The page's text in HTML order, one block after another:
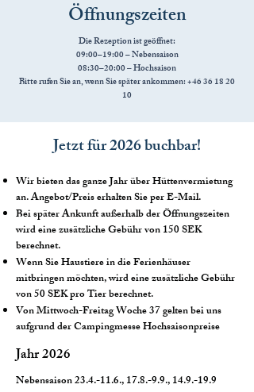
Öffnungszeiten
Die Rezeption ist geöffnet:
09:00–19:00 – Nebensaison
08:30–20:00 – Hochsaison
Bitte rufen Sie an, wenn Sie später ankommen:+46 36 18 20
10
Jetzt für 2026 buchbar!
Wir bieten das ganze Jahr über Hüttenvermietung
an. Angebot/Preis erhalten Sie per E-Mail.
Bei später Ankunft außerhalb der Öffnungszeiten
wird eine zusätzliche Gebühr von 150 SEK
berechnet.
Wenn Sie Haustiere in die Ferienhäuser
mitbringen möchten, wird eine zusätzliche Gebühr
von 50 SEK pro Tier berechnet.
Von Mittwoch-Freitag Woche 37 gelten bei uns
aufgrund der Campingmesse Hochsaisonpreise
Jahr 2026
Nebensaison 23.4.-11.6., 17.8.-9.9., 14.9.-19.9